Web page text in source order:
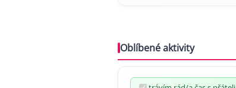
Oblíbené aktivity